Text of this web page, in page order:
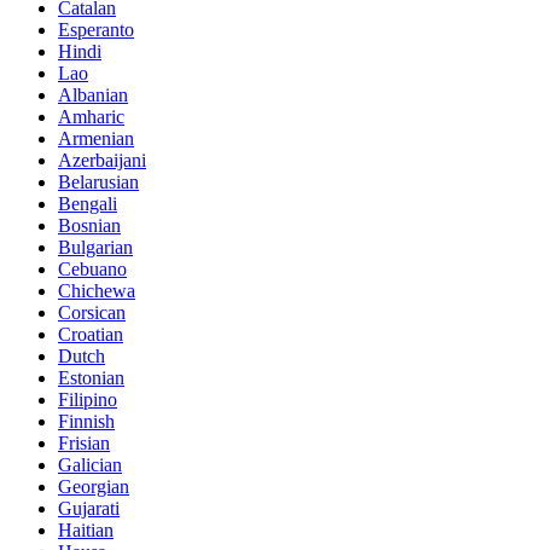
Catalan
Esperanto
Hindi
Lao
Albanian
Amharic
Armenian
Azerbaijani
Belarusian
Bengali
Bosnian
Bulgarian
Cebuano
Chichewa
Corsican
Croatian
Dutch
Estonian
Filipino
Finnish
Frisian
Galician
Georgian
Gujarati
Haitian